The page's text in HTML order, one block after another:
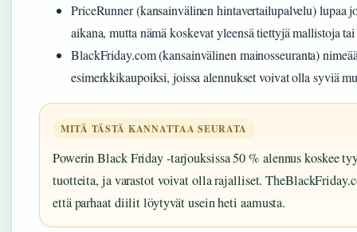
PriceRunner (kansainvälinen hintavertailupalvelu) lupaa
aikana, mutta nämä koskevat yleensä tiettyjä mallistoja
BlackFriday.com (kansainvälinen mainosseuranta)
esimerkkikaupoiksi, joissa alennukset voivat olla syviä
MITÄ TÄSTÄ KANNATTAA SEURATA
Powerin Black Friday -tarjouksissa 50 % alennus koskee
tuotteita, ja varastot voivat olla rajalliset.
että parhaat diilit löytyvät usein heti aamusta.